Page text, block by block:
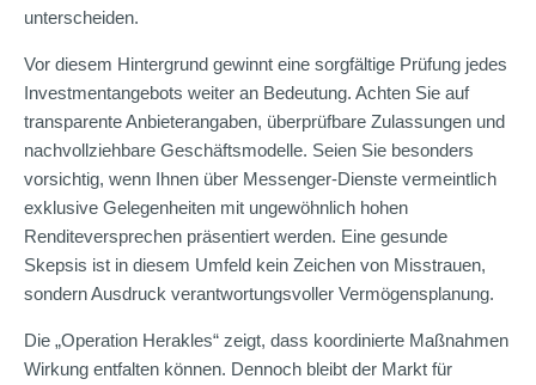
unterscheiden.
Vor diesem Hintergrund gewinnt eine sorgfältige Prüfung jedes
Investmentangebots weiter an Bedeutung. Achten Sie auf
transparente Anbieterangaben, überprüfbare Zulassungen und
nachvollziehbare Geschäftsmodelle. Seien Sie besonders
vorsichtig, wenn Ihnen über Messenger-Dienste vermeintlich
exklusive Gelegenheiten mit ungewöhnlich hohen
Renditeversprechen präsentiert werden. Eine gesunde
Skepsis ist in diesem Umfeld kein Zeichen von Misstrauen,
sondern Ausdruck verantwortungsvoller Vermögensplanung.
Die „Operation Herakles“ zeigt, dass koordinierte Maßnahmen
Wirkung entfalten können. Dennoch bleibt der Markt für